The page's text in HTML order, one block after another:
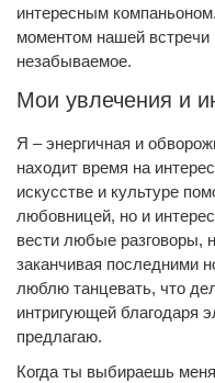
интересным
моментом нашей встречи
незабываемое.
Мои увлечения и
Я – энергичная и
находит время на
искусстве и культуре
любовницей, но и
вести любые разговоры,
заканчивая последними
люблю танцевать, что
интригующей благодаря
предлагаю.
Когда ты выбираешь